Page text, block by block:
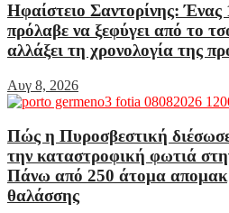
Ηφαίστειο Σαντορίνης: Ένας
πρόλαβε να ξεφύγει από το
αλλάξει τη χρονολογία της
Αυγ 8, 2026
Πώς η Πυροσβεστική
την καταστροφική φωτιά
Πάνω από 250 άτομα
θαλάσσης